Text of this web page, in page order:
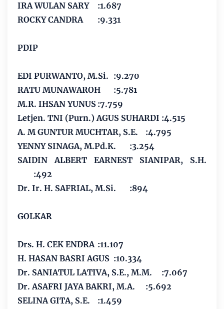
IRA WULAN SARY
:1.687
ROCKY CANDRA
:9.331
PDIP
EDI PURWANTO, M.Si. :9.270
RATU MUNAWAROH
:5.781
M.R. IHSAN YUNUS :7.759
Letjen. TNI (Purn.) AGUS SUHARDI :4.515
A. M GUNTUR MUCHTAR, S.E.
:4.795
YENNY SINAGA, M.Pd.K.
:3.254
SAIDIN ALBERT EARNEST SIANIPAR, S.H.
:492
Dr. Ir. H. SAFRIAL, M.Si.
:894
GOLKAR
Drs. H. CEK ENDRA :11.107
H. HASAN BASRI AGUS :10.334
Dr. SANIATUL LATIVA, S.E., M.M.
:7.067
Dr. ASAFRI JAYA BAKRI, M.A.
:5.692
SELINA GITA, S.E.
:1.459